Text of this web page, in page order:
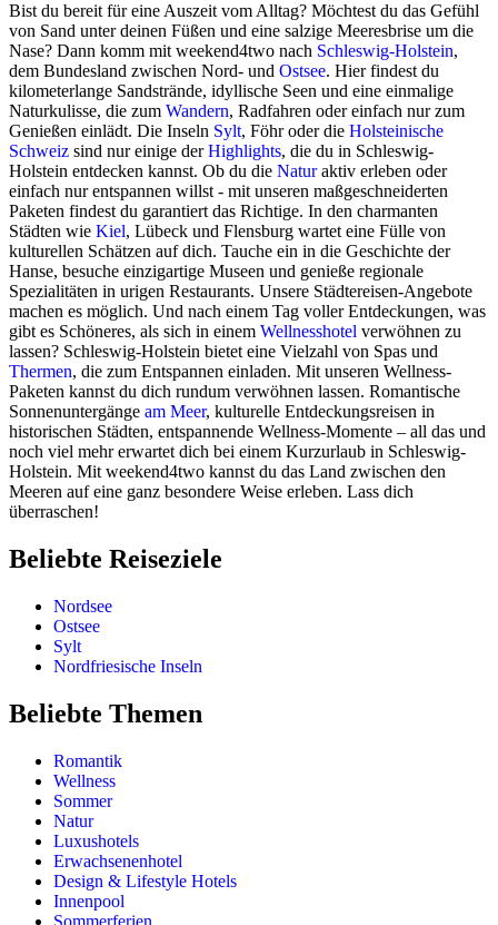
Bist du bereit für eine Auszeit vom Alltag? Möchtest du das Gefühl
von Sand unter deinen Füßen und eine salzige Meeresbrise um die
Nase? Dann komm mit weekend4two nach Schleswig-Holstein,
dem Bundesland zwischen Nord- und Ostsee. Hier findest du
kilometerlange Sandstrände, idyllische Seen und eine einmalige
Naturkulisse, die zum Wandern, Radfahren oder einfach nur zum
Genießen einlädt. Die Inseln Sylt, Föhr oder die Holsteinische
Schweiz sind nur einige derHighlights, die du in Schleswig-
Holstein entdecken kannst. Ob du die Naturaktiv erleben oder
einfach nur entspannen willst - mit unseren maßgeschneiderten
Paketen findest du garantiert das Richtige. In den charmanten
Städten wie Kiel, Lübeck und Flensburg wartet eine Fülle von
kulturellen Schätzen auf dich. Tauche ein in die Geschichte der
Hanse, besuche einzigartige Museen und genieße regionale
Spezialitäten in urigen Restaurants. Unsere Städtereisen-Angebote
machen es möglich. Und nach einem Tag voller Entdeckungen, was
gibt es Schöneres, als sich in einem Wellnesshotel verwöhnen zu
lassen? Schleswig-Holstein bietet eine Vielzahl von Spas und
Thermen, die zum Entspannen einladen. Mit unseren Wellness-
Paketen kannst du dich rundum verwöhnen lassen. Romantische
Sonnenuntergänge am Meer, kulturelle Entdeckungsreisen in
historischen Städten, entspannende Wellness-Momente – all das und
noch viel mehr erwartet dich bei einem Kurzurlaub in Schleswig-
Holstein. Mit weekend4two kannst du das Land zwischen den
Meeren auf eine ganz besondere Weise erleben. Lass dich
überraschen!
Beliebte Reiseziele
Nordsee
Ostsee
Sylt
Nordfriesische Inseln
Beliebte Themen
Romantik
Wellness
Sommer
Natur
Luxushotels
Erwachsenenhotel
Design & Lifestyle Hotels
Innenpool
Sommerferien